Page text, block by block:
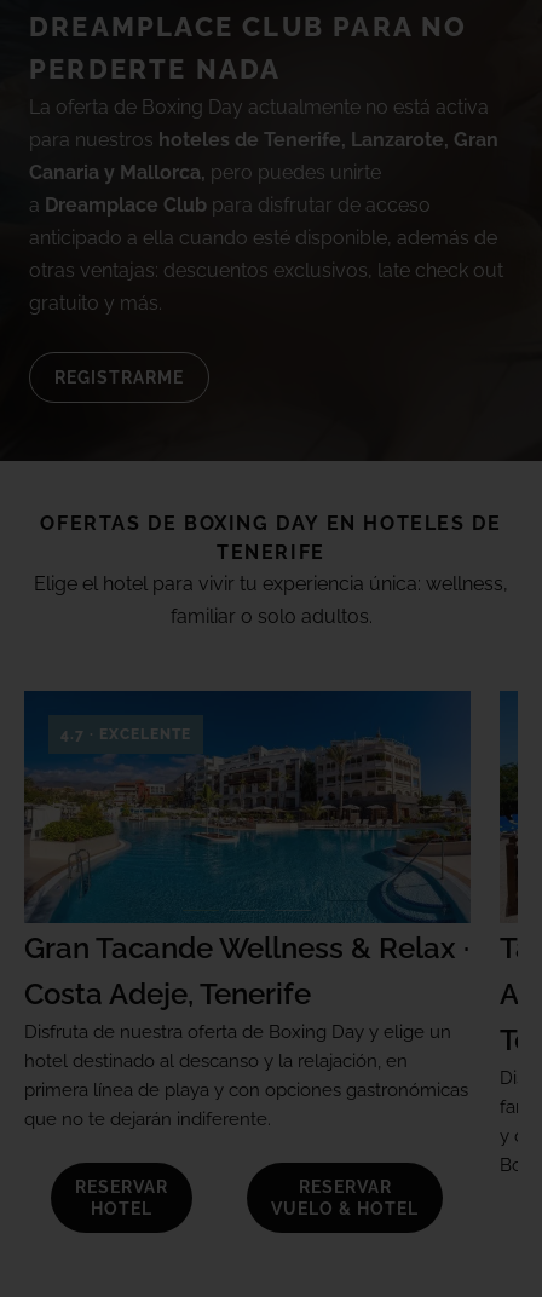
TACANDE PORTALS 4*
VER TODOS LOS HOTELES Y DESTINOS
DREAMPLACE CLUB PARA NO
PERDERTE NADA
La oferta de Boxing Day actualmente no está activa
para nuestros hoteles de Tenerife, Lanzarote, Gran
Canaria y Mallorca, pero puedes unirte
a Dreamplace Club para disfrutar de acceso
anticipado a ella cuando esté disponible, además de
otras ventajas: descuentos exclusivos, late check out
gratuito y más.
REGISTRARME
OFERTAS DE BOXING DAY EN HOTELES DE
TENERIFE
Elige el hotel para vivir tu experiencia única: wellness,
familiar o solo adultos.
4.7 · EXCELENTE
Gran Tacande Wellness & Relax ·
Costa Adeje, Tenerife
Disfruta de nuestra oferta de Boxing Day y elige un
hotel destinado al descanso y la relajación, en
primera línea de playa y con opciones gastronómicas
que no te dejarán indiferente.
RESERVAR
HOTEL
RESERVAR
VUELO & HOTEL
y